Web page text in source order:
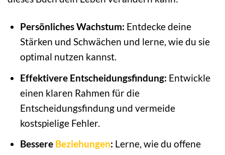
Persönliches Wachstum: Entdecke deine
Stärken und Schwächen und lerne, wie du sie
optimal nutzen kannst.
Effektivere Entscheidungsfindung: Entwickle
einen klaren Rahmen für die
Entscheidungsfindung und vermeide
kostspielige Fehler.
Bessere Beziehungen: Lerne, wie du offene